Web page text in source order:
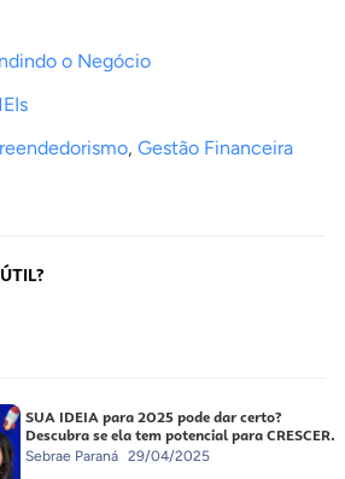
o Negócio
, Gestão Financeira
SUA IDEIA para 2025 pode dar certo?
Descubra se ela tem potencial para CRESCER.
Sebrae Paraná 29/04/2025